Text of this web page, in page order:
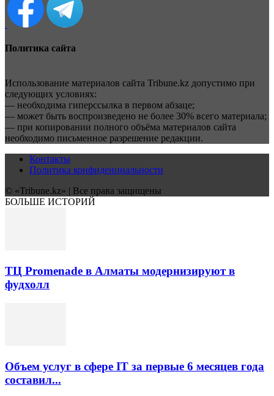
Политика сайта
Использование материалов сайта Tribune.kz допустимо при
следующих условиях:
— необходима гиперссылка в первом абзаце;
— может быть воспроизведено не более 30% всего материала;
— при копировании полного объёма материалов сайта
необходимо письменное разрешение редакции.
Контакты
Политика конфиденциальности
© «Tribune.kz» | Все права защищены
БОЛЬШЕ ИСТОРИЙ
ТЦ Promenade в Алматы модернизируют в
фудхолл
Объем услуг в сфере IT за первые 6 месяцев года
составил...